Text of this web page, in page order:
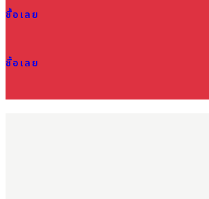
ซื้อเลย
ซื้อเลย